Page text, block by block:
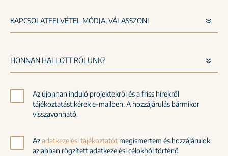
Az újonnan induló projektekről és a friss hírekről
tájékoztatást kérek e-mailben. A hozzájárulás bármikor
visszavonható.
Azadatkezelési tájékoztatót megismertem és hozzájárulok
az abban rögzített adatkezelési célokból történő